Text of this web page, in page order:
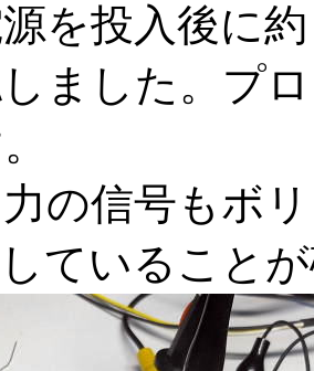
を投入後に
ました。プ
の信号もボ
ていること